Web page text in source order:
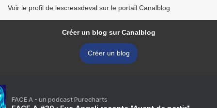
Voir le profil de lescreasdeval sur le portail Canalblog
Créer un blog sur Canalblog
Créer un blog
FACE A - un podcast Purecharts